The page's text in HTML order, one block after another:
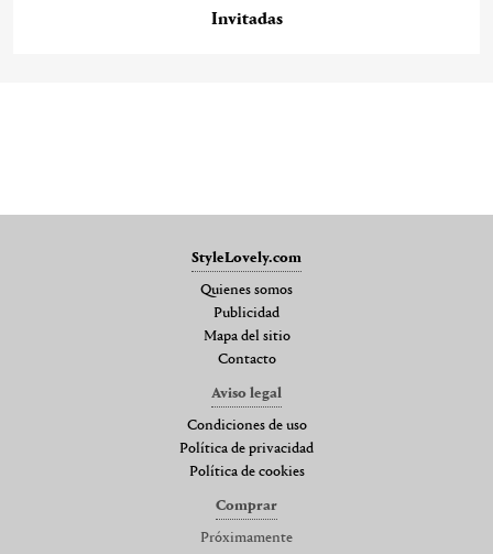
Invitadas
StyleLovely.com
Quienes somos
Publicidad
Mapa del sitio
Contacto
Aviso legal
Condiciones de uso
Política de privacidad
Política de cookies
Comprar
Próximamente